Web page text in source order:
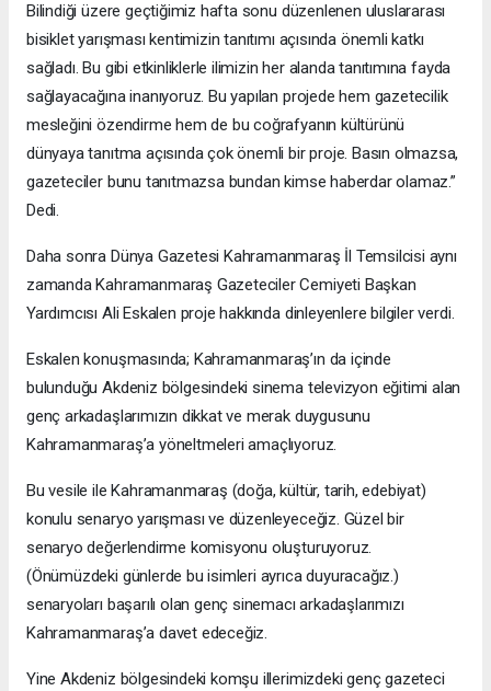
Bilindiği üzere geçtiğimiz hafta sonu düzenlenen uluslararası
bisiklet yarışması kentimizin tanıtımı açısında önemli katkı
sağladı. Bu gibi etkinliklerle ilimizin her alanda tanıtımına fayda
sağlayacağına inanıyoruz. Bu yapılan projede hem gazetecilik
mesleğini özendirme hem de bu coğrafyanın kültürünü
dünyaya tanıtma açısında çok önemli bir proje. Basın olmazsa,
gazeteciler bunu tanıtmazsa bundan kimse haberdar olamaz.”
Dedi.
Daha sonra Dünya Gazetesi Kahramanmaraş İl Temsilcisi aynı
zamanda Kahramanmaraş Gazeteciler Cemiyeti Başkan
Yardımcısı Ali Eskalen proje hakkında dinleyenlere bilgiler verdi.
Eskalen konuşmasında; Kahramanmaraş’ın da içinde
bulunduğu Akdeniz bölgesindeki sinema televizyon eğitimi alan
genç arkadaşlarımızın dikkat ve merak duygusunu
Kahramanmaraş’a yöneltmeleri amaçlıyoruz.
Bu vesile ile Kahramanmaraş (doğa, kültür, tarih, edebiyat)
konulu senaryo yarışması ve düzenleyeceğiz. Güzel bir
senaryo değerlendirme komisyonu oluşturuyoruz.
(Önümüzdeki günlerde bu isimleri ayrıca duyuracağız.)
senaryoları başarılı olan genç sinemacı arkadaşlarımızı
Kahramanmaraş’a davet edeceğiz.
Yine Akdeniz bölgesindeki komşu illerimizdeki genç gazeteci